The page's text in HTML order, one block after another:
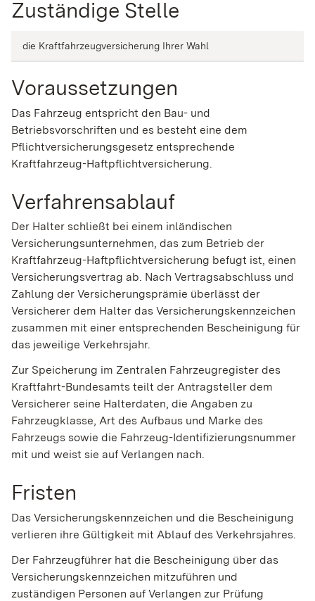
Zuständige Stelle
die Kraftfahrzeugversicherung Ihrer Wahl
Voraussetzungen
Das Fahrzeug entspricht den Bau- und
Betriebsvorschriften und es besteht eine dem
Pflichtversicherungsgesetz entsprechende
Kraftfahrzeug-Haftpflichtversicherung.
Verfahrensablauf
Der Halter schließt bei einem inländischen
Versicherungsunternehmen, das zum Betrieb der
Kraftfahrzeug-Haftpflichtversicherung befugt ist, einen
Versicherungsvertrag ab. Nach Vertragsabschluss und
Zahlung der Versicherungsprämie überlässt der
Versicherer dem Halter das Versicherungskennzeichen
zusammen mit einer entsprechenden Bescheinigung für
das jeweilige Verkehrsjahr.
Zur Speicherung im Zentralen Fahrzeugregister des
Kraftfahrt-Bundesamts teilt der Antragsteller dem
Versicherer seine Halterdaten, die Angaben zu
Fahrzeugklasse, Art des Aufbaus und Marke des
Fahrzeugs sowie die Fahrzeug-Identifizierungsnummer
mit und weist sie auf Verlangen nach.
Fristen
Das Versicherungskennzeichen und die Bescheinigung
verlieren ihre Gültigkeit mit Ablauf des Verkehrsjahres.
Der Fahrzeugführer hat die Bescheinigung über das
Versicherungskennzeichen mitzuführen und
zuständigen Personen auf Verlangen zur Prüfung